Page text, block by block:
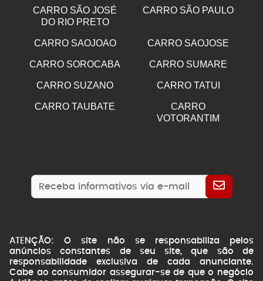
CARRO SÃO JOSÉ
DO RIO PRETO
CARRO SÃO PAULO
CARRO SAOJOAO CARRO SAOJOSE
CARRO SOROCABA CARRO SUMARE
CARRO SUZANO CARRO TATUI
CARRO TAUBATE
CARRO
VOTORANTIM
ATENÇÃO: O site não se responsabiliza pelos
anúncios constantes de seu site, que são de
responsabilidade exclusiva de cada anunciante.
Cabe ao consumidor assegurar-se de que o negócio